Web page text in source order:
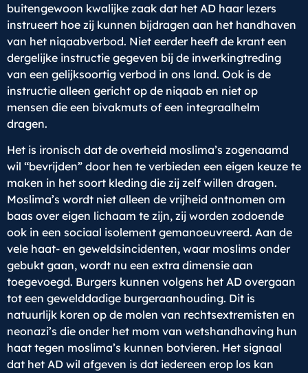
buitengewoon kwalijke zaak dat het AD haar lezers
instrueert hoe zij kunnen bijdragen aan het handhaven
van het niqaabverbod. Niet eerder heeft de krant een
dergelijke instructie gegeven bij de inwerkingtreding
van een gelijksoortig verbod in ons land. Ook is de
instructie alleen gericht op de niqaab en niet op
mensen die een bivakmuts of een integraalhelm
dragen.
Het is ironisch dat de overheid moslima’s zogenaamd
wil “bevrijden” door hen te verbieden een eigen keuze te
maken in het soort kleding die zij zelf willen dragen.
Moslima’s wordt niet alleen de vrijheid ontnomen om
baas over eigen lichaam te zijn, zij worden zodoende
ook in een sociaal isolement gemanoeuvreerd. Aan de
vele haat- en geweldsincidenten, waar moslims onder
gebukt gaan, wordt nu een extra dimensie aan
toegevoegd. Burgers kunnen volgens het AD overgaan
tot een gewelddadige burgeraanhouding. Dit is
natuurlijk koren op de molen van rechtsextremisten en
neonazi’s die onder het mom van wetshandhaving hun
haat tegen moslima’s kunnen botvieren. Het signaal
dat het AD wil afgeven is dat iedereen erop los kan